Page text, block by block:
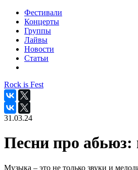
Фестивали
Концерты
Группы
Лайвы
Новости
Статьи
Rock is Fest
31.03.24
Песни про
Музыка – это не только звуки и